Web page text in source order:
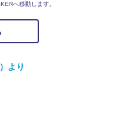
へ移動します。
より